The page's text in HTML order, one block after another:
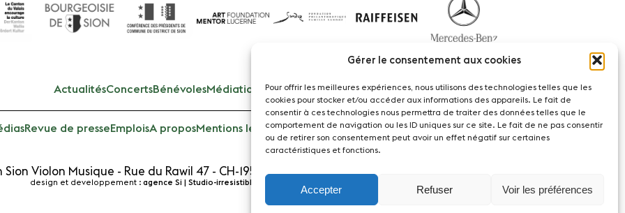
Gérer le consentement aux cookies
Pour offrir les meilleures expériences, nous utilisons des technologies telles que les
cookies pour stocker et/ou accéder aux informations des appareils. Le fait de
consentir à ces technologies nous permettra de traiter des données telles que le
comportement de navigation ou les ID uniques sur ce site. Le fait de ne pas consentir
ou de retirer son consentement peut avoir un effet négatif sur certaines
caractéristiques et fonctions.
Accepter Refuser Voir les préférences
ActualitésConcertsBénévolesMédiation
Revue de presseEmploisA proposMentions légalesContact
Sion Violon Musique - Rue du Rawil 47 - CH-1950 Sion - Switzerland
design et developpement : agence Si | Studio-irresistible - Paris